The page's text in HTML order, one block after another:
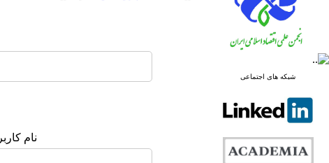
شبکه های اجتماعی
نام